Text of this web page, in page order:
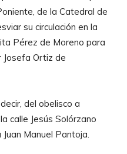
de la Catedral de
su circulación en la
Pérez de Moreno para
Josefa Ortiz de
del obelisco a
calle Jesús Solórzano
Manuel Pantoja.